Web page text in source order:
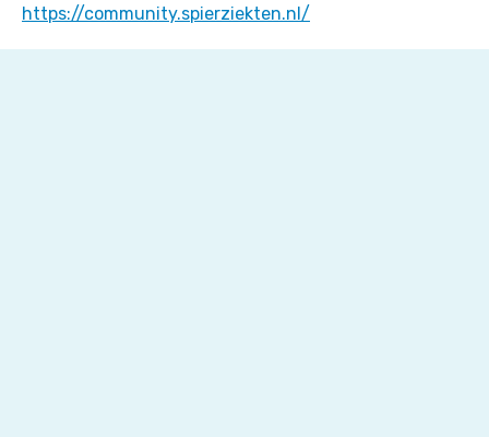
https://community.spierziekten.nl/